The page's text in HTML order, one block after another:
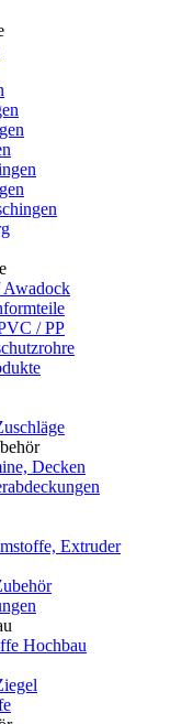
Awadock
/ PP
Decken
Extruder
Hochbau